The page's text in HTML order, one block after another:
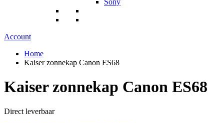
Sony
Account
Home
Kaiser zonnekap Canon ES68
Kaiser zonnekap Canon ES68
Direct leverbaar